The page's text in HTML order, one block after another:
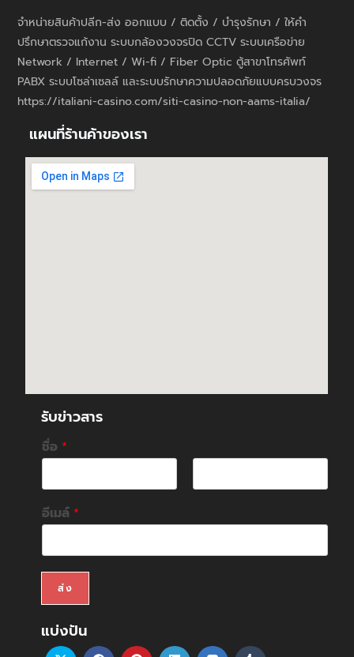
จำหน่ายสินค้าปลีก-ส่ง ออกแบบ / ติดตั้ง / บำรุงรักษา / ให้คำ
ปรึกษาตรวจแก้งาน ระบบกล้องวงจรปิด CCTV ระบบเครือข่าย
Network / Internet / Wi-fi / Fiber Optic ตู้สาขาโทรศัพท์
PABX ระบบโซล่าเซลล์ และระบบรักษาความปลอดภัยแบบครบวงจร
https://italiani-casino.com/siti-casino-non-aams-italia/
แผนที่ร้านค้าของเรา
รับข่าวสาร
ชื่อ *
F
i
r
L
อีเมล์ *
ส่ง
แบ่งปัน